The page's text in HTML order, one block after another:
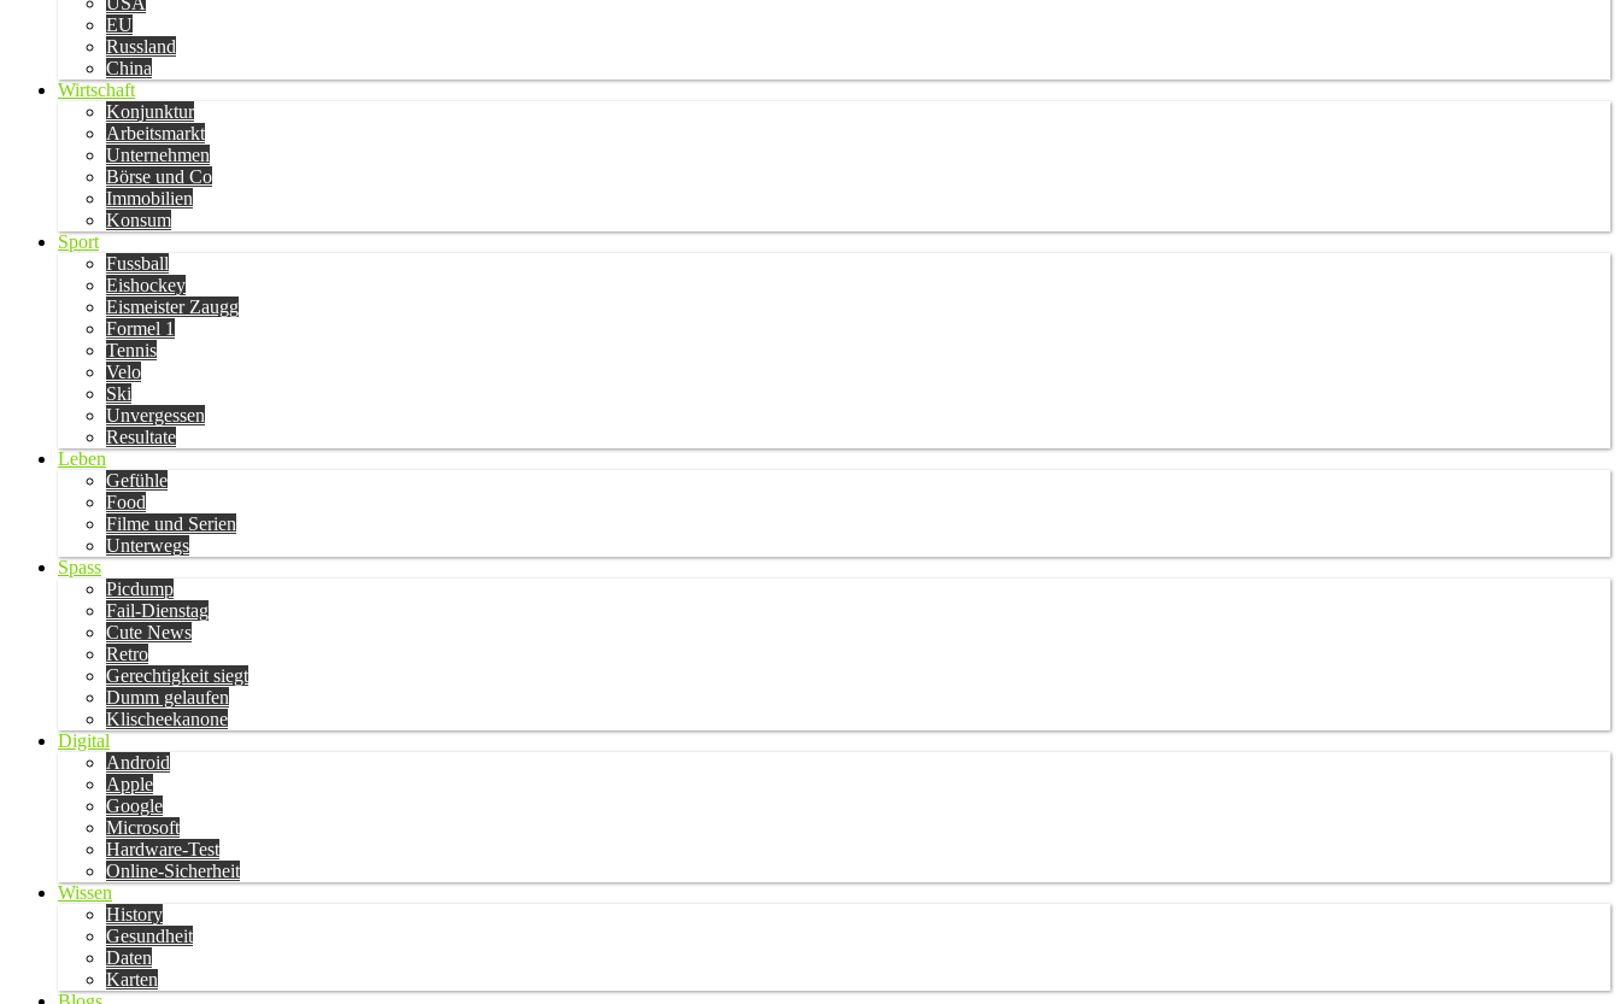
EU
Russland
China
Wirtschaft
Konjunktur
Arbeitsmarkt
Unternehmen
Börse und Co
Immobilien
Konsum
Sport
Fussball
Eishockey
Eismeister Zaugg
Formel 1
Tennis
Velo
Ski
Unvergessen
Resultate
Leben
Gefühle
Food
Filme und Serien
Unterwegs
Spass
Picdump
Fail-Dienstag
Cute News
Retro
Gerechtigkeit siegt
Dumm gelaufen
Klischeekanone
Digital
Android
Apple
Google
Microsoft
Hardware-Test
Online-Sicherheit
Wissen
History
Gesundheit
Daten
Karten